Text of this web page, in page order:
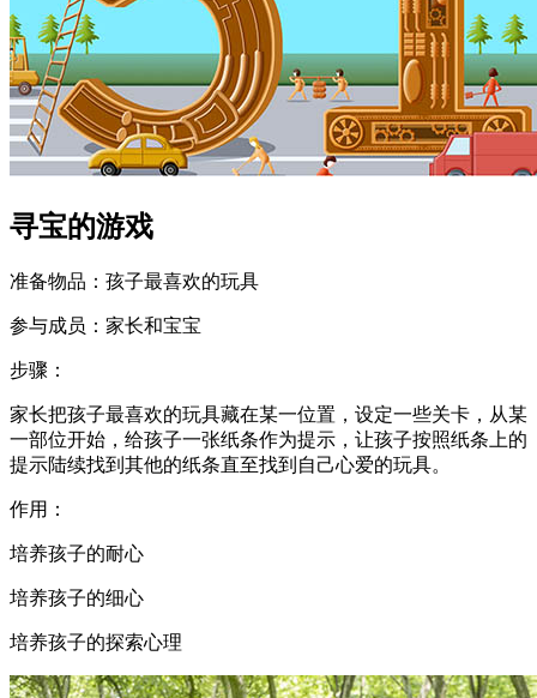
寻宝的游戏
准备物品：孩子最喜欢的玩具
参与成员：家长和宝宝
步骤：
家长把孩子最喜欢的玩具藏在某一位置，设定一些关卡，从某
一部位开始，给孩子一张纸条作为提示，让孩子按照纸条上的
提示陆续找到其他的纸条直至找到自己心爱的玩具。
作用：
培养孩子的耐心
培养孩子的细心
培养孩子的探索心理